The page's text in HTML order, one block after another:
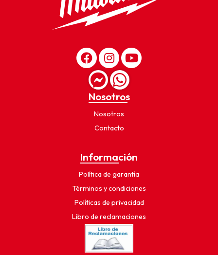
Nosotros
Nosotros
Contacto
Información
Política de garantía
Términos y condiciones
Políticas de privacidad
Libro de reclamaciones